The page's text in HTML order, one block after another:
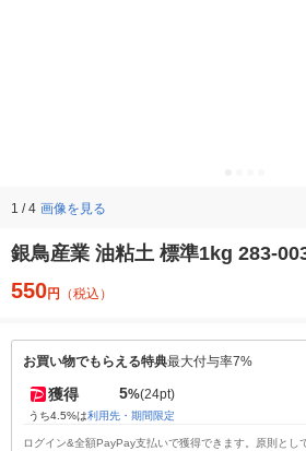
1 / 4 画像を見る
銀鳥産業 油粘土 標準1kg 283-
550円 （税込）
お買い物でもらえる特典最大付与率7%
獲得 5%(24pt)
うち4.5%は利用先・期間限定
ログイン&全額PayPay支払いで獲得できます。原則とし